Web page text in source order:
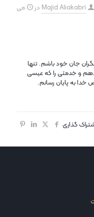
Majid Aliakabri در
می
نگران جان خود باشم. تنها
و خدمتى را كه عيسى
خدا به پايان رسانم.
گذاری